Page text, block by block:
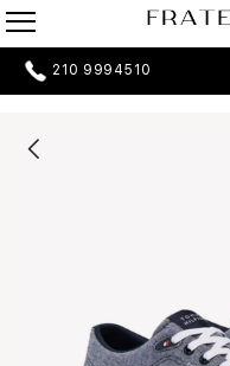
210 9994510